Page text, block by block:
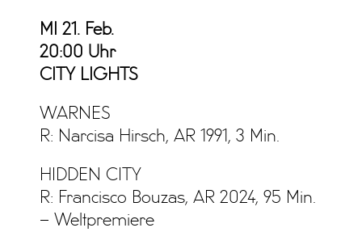
MI 21. Feb.
20:00 Uhr
CITY LIGHTS
WARNES
R: Narcisa Hirsch, AR 1991, 3 Min.
HIDDEN CITY
R: Francisco Bouzas, AR 2024, 95 Min.
– Weltpremiere